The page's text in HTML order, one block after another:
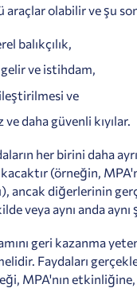
araçlar olabilir ve şu
balıkçılık,
ve istihdam,
ve
daha güvenli kıyılar.
her birini daha
(örneğin,
ancak diğerlerinin
veya aynı anda
geri kazanma
Faydaları
MPA'nın